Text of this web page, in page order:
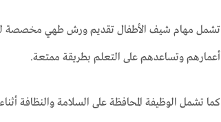
تشمل مهام شيف الأطفال تقديم ورش طهي مخصصة
أعمارهم وتساعدهم على التعلم بطريقة ممتعة.
كما تشمل الوظيفة المحافظة على السلامة والنظافة